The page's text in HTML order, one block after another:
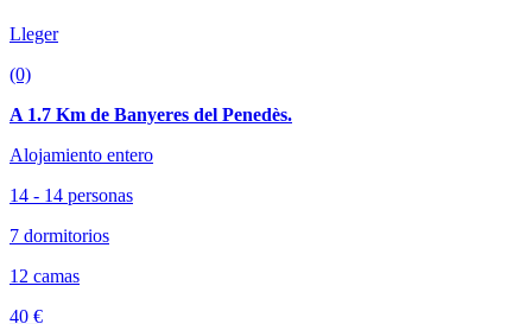
Lleger
(0)
A 1.7 Km de Banyeres del Penedès.
Alojamiento entero
14 - 14 personas
7 dormitorios
12 camas
40 €